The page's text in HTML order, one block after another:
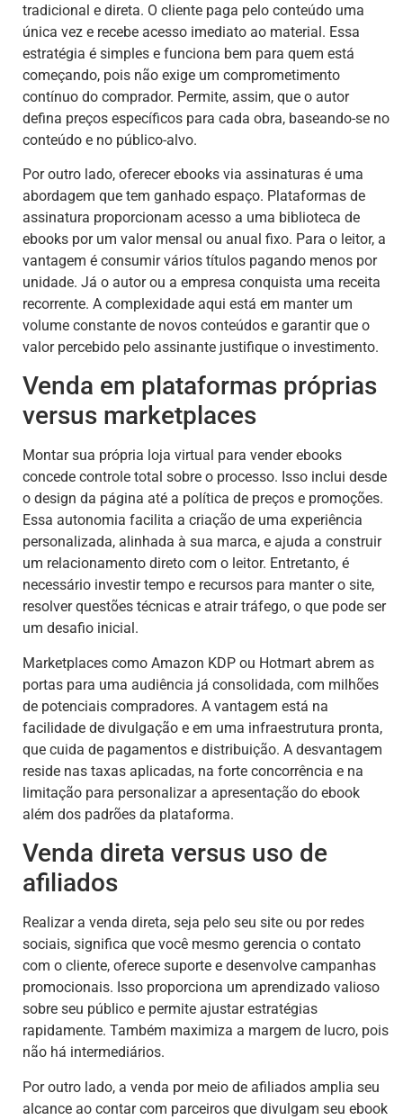
tradicional e direta. O cliente paga pelo conteúdo uma
única vez e recebe acesso imediato ao material. Essa
estratégia é simples e funciona bem para quem está
começando, pois não exige um comprometimento
contínuo do comprador. Permite, assim, que o autor
defina preços específicos para cada obra, baseando-se no
conteúdo e no público-alvo.
Por outro lado, oferecer ebooks via assinaturas é uma
abordagem que tem ganhado espaço. Plataformas de
assinatura proporcionam acesso a uma biblioteca de
ebooks por um valor mensal ou anual fixo. Para o leitor, a
vantagem é consumir vários títulos pagando menos por
unidade. Já o autor ou a empresa conquista uma receita
recorrente. A complexidade aqui está em manter um
volume constante de novos conteúdos e garantir que o
valor percebido pelo assinante justifique o investimento.
Venda em plataformas próprias
versus marketplaces
Montar sua própria loja virtual para vender ebooks
concede controle total sobre o processo. Isso inclui desde
o design da página até a política de preços e promoções.
Essa autonomia facilita a criação de uma experiência
personalizada, alinhada à sua marca, e ajuda a construir
um relacionamento direto com o leitor. Entretanto, é
necessário investir tempo e recursos para manter o site,
resolver questões técnicas e atrair tráfego, o que pode ser
um desafio inicial.
Marketplaces como Amazon KDP ou Hotmart abrem as
portas para uma audiência já consolidada, com milhões
de potenciais compradores. A vantagem está na
facilidade de divulgação e em uma infraestrutura pronta,
que cuida de pagamentos e distribuição. A desvantagem
reside nas taxas aplicadas, na forte concorrência e na
limitação para personalizar a apresentação do ebook
além dos padrões da plataforma.
Venda direta versus uso de
afiliados
Realizar a venda direta, seja pelo seu site ou por redes
sociais, significa que você mesmo gerencia o contato
com o cliente, oferece suporte e desenvolve campanhas
promocionais. Isso proporciona um aprendizado valioso
sobre seu público e permite ajustar estratégias
rapidamente. Também maximiza a margem de lucro, pois
não há intermediários.
Por outro lado, a venda por meio de afiliados amplia seu
alcance ao contar com parceiros que divulgam seu ebook